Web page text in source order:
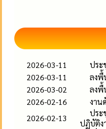
2026-03-11
ประ
2026-03-11
ลงพื้
2026-03-02
ลงพื้
2026-02-16
งาน
2026-02-13
ประ
ปฏิบัติง